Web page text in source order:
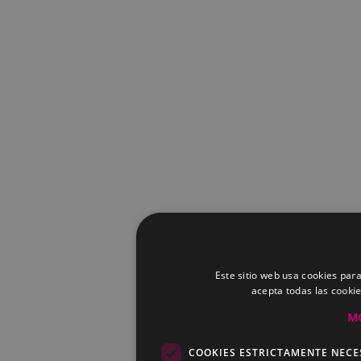
Este sitio web usa cookies
acepta todas las
COOKIES ESTRICTAMENTE